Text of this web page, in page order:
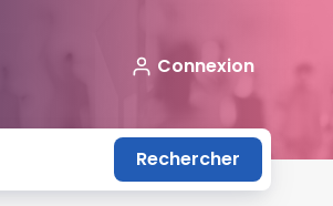
Connexion
Rechercher